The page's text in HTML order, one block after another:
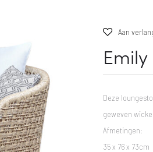
Aan
Emily
Deze
geweven
Afmetingen:
35 x 76 x 73cm